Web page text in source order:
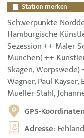
Station merken
Schwerpunkte
Hamburgische
Sezession ++ Maler-
München) ++
Skagen,
Wagner, Paul
Mueller-Stahl,
GPS-Koordinaten
Adresse: